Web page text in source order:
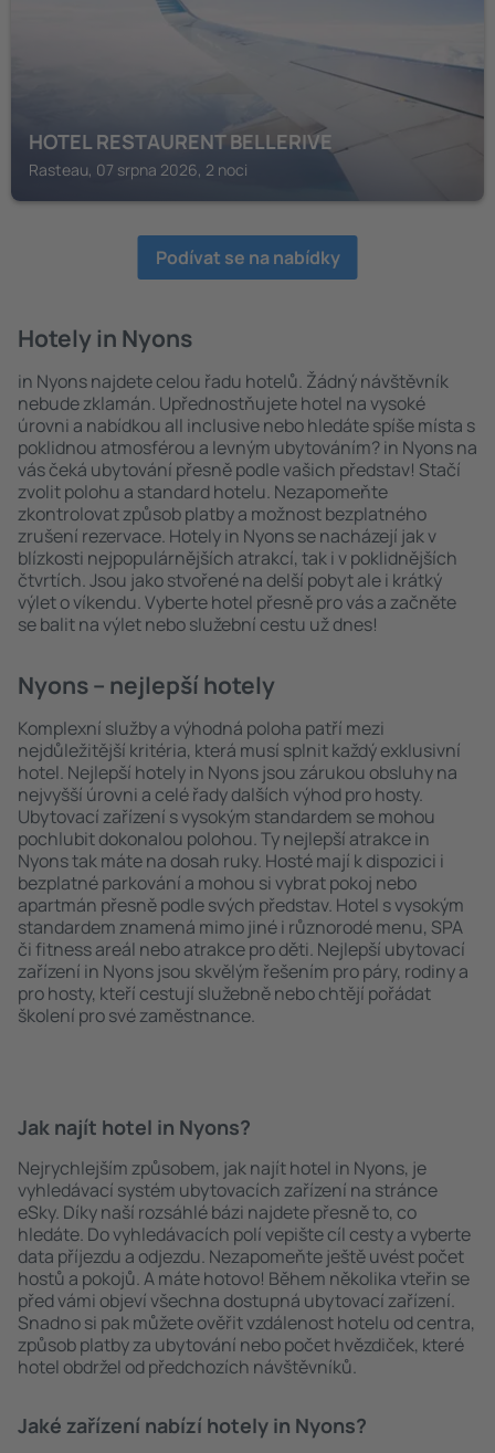
HOTEL RESTAURENT BELLERIVE
Rasteau, 07 srpna 2026, 2 noci
Podívat se na nabídky
Hotely in Nyons
in Nyons najdete celou řadu hotelů. Žádný návštěvník
nebude zklamán. Upřednostňujete hotel na vysoké
úrovni a nabídkou all inclusive nebo hledáte spíše místa s
poklidnou atmosférou a levným ubytováním? in Nyons na
vás čeká ubytování přesně podle vašich představ! Stačí
zvolit polohu a standard hotelu. Nezapomeňte
zkontrolovat způsob platby a možnost bezplatného
zrušení rezervace. Hotely in Nyons se nacházejí jak v
blízkosti nejpopulárnějších atrakcí, tak i v poklidnějších
čtvrtích. Jsou jako stvořené na delší pobyt ale i krátký
výlet o víkendu. Vyberte hotel přesně pro vás a začněte
se balit na výlet nebo služební cestu už dnes!
Nyons – nejlepší hotely
Komplexní služby a výhodná poloha patří mezi
nejdůležitější kritéria, která musí splnit každý exklusivní
hotel. Nejlepší hotely in Nyons jsou zárukou obsluhy na
nejvyšší úrovni a celé řady dalších výhod pro hosty.
Ubytovací zařízení s vysokým standardem se mohou
pochlubit dokonalou polohou. Ty nejlepší atrakce in
Nyons tak máte na dosah ruky. Hosté mají k dispozici i
bezplatné parkování a mohou si vybrat pokoj nebo
apartmán přesně podle svých představ. Hotel s vysokým
standardem znamená mimo jiné i různorodé menu, SPA
či fitness areál nebo atrakce pro děti. Nejlepší ubytovací
zařízení in Nyons jsou skvělým řešením pro páry, rodiny a
pro hosty, kteří cestují služebně nebo chtějí pořádat
školení pro své zaměstnance.
Jak najít hotel in Nyons?
Nejrychlejším způsobem, jak najít hotel in Nyons, je
vyhledávací systém ubytovacích zařízení na stránce
eSky. Díky naší rozsáhlé bázi najdete přesně to, co
hledáte. Do vyhledávacích polí vepište cíl cesty a vyberte
data příjezdu a odjezdu. Nezapomeňte ještě uvést počet
hostů a pokojů. A máte hotovo! Během několika vteřin se
před vámi objeví všechna dostupná ubytovací zařízení.
Snadno si pak můžete ověřit vzdálenost hotelu od centra,
způsob platby za ubytování nebo počet hvězdiček, které
hotel obdržel od předchozích návštěvníků.
Jaké zařízení nabízí hotely in Nyons?